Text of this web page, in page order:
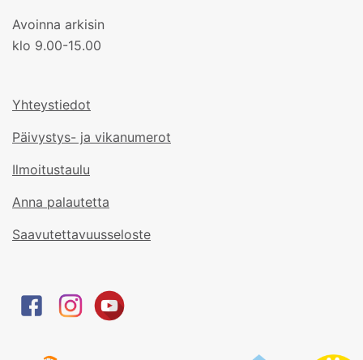
Avoinna arkisin
klo 9.00-15.00
Yhteystiedot
Päivystys- ja vikanumerot
Ilmoitustaulu
Anna palautetta
Saavutettavuusseloste